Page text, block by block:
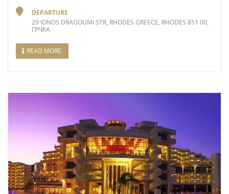
DEPARTURE
29 IONOS DRAGOUMI STR, RHODES GREECE, RHODES 851 00,
ГРЧКА
READ MORE